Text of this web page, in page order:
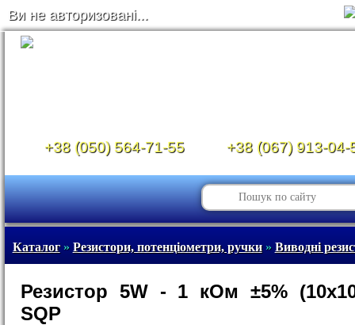
Ви не авторизовані...
+38 (050) 564-71-55 +38 (067) 913-04-
Каталог» Резистори, потенціометри, ручки» Виводні
Резистор 5W - 1 кОм ±5%
SQP